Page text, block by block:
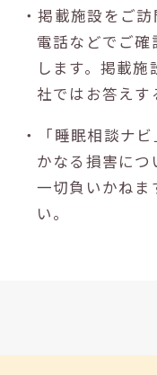
・掲載施設をご
電話などでご
します。掲載
社ではお答えす
・「睡眠相談ナ
かなる損害に
一切負いかねま
い。